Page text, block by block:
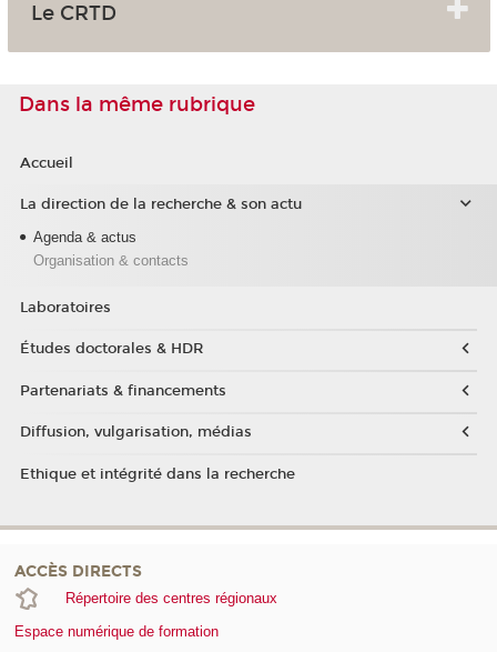
Le CRTD
Dans la même rubrique
Accueil
La direction de la recherche & son actu
Agenda & actus
Organisation & contacts
Laboratoires
Études doctorales & HDR
Partenariats & financements
Diffusion, vulgarisation, médias
Ethique et intégrité dans la recherche
ACCÈS DIRECTS
Répertoire des centres régionaux
Espace numérique de formation